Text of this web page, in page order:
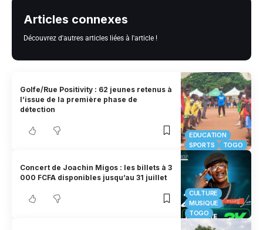
Articles connexes
Découvrez d'autres articles liées à l'article !
EDUCATION
SPORTS
TOGO
Golfe/Rue Positivity : 62 jeunes retenus à
l’issue de la première phase de
détection
CULTURE
MUSIQUE
TOGO
Concert de Joachin Migos : les billets à 3
000 FCFA disponibles jusqu’au 31 juillet